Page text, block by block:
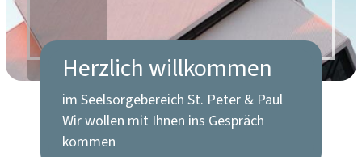
Herzlich willkommen
im Seelsorgebereich St. Peter & Paul
Wir wollen mit Ihnen ins Gespräch
kommen